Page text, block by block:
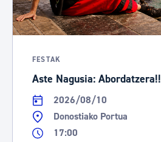
FESTAK
Aste Nagusia: Abordatzera!!
2026/08/10
Donostiako Portua
17:00